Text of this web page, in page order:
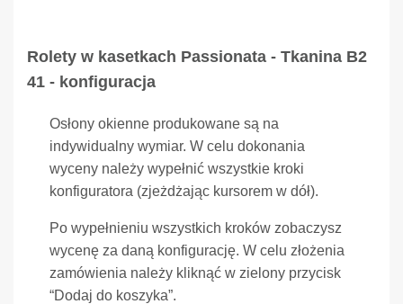
Rolety w kasetkach Passionata - Tkanina B2
41 - konfiguracja
Osłony okienne produkowane są na
indywidualny wymiar. W celu dokonania
wyceny należy wypełnić wszystkie kroki
konfiguratora (zjeżdżając kursorem w dół).
Po wypełnieniu wszystkich kroków zobaczysz
wycenę za daną konfigurację. W celu złożenia
zamówienia należy kliknąć w zielony przycisk
“Dodaj do koszyka”.